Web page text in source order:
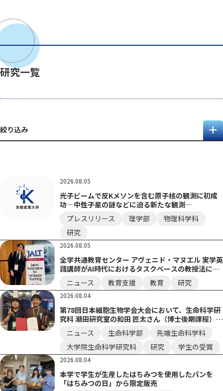
研究一覧
絞り込み
2026.08.05
光子ビームで反Kメソンを含む原子核の観測に初成
功―中性子星の謎などに迫る新たな観測―
プレスリリース
理学部
物理科学科
研究
2026.08.05
全学共通教育センター アヴェニド・マヌエル 実学英
語講師がAI時代におけるタスクベースの教授法につ
ニュース 教育支援 教育 研究
2026.08.04
第78回日本細胞生物学会大会において、生命科学研
究科 潮田研究室の和田 匠太さん（博士後期課程）が
若手優秀発表賞を受賞しました。
ニュース 生命科学部
先端生命科学科
大学院生命科学研究科
研究 学生の受賞
2026.08.04
本学で学生が生産したはちみつを使用したパンを
「はちみつの日」から限定販売